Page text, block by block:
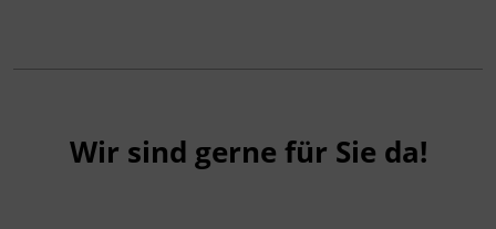
Wir sind gerne für Sie da!